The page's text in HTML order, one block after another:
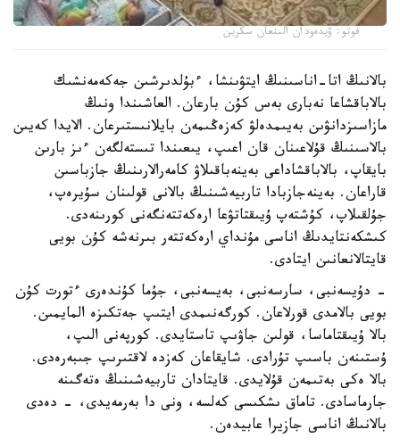
فوتو: ۆيدەودان الىنعان سكرين
بالانىڭ اتا-اناسىنىڭ ايتۋىنشا، ءبۇلدىرشىن جەكەمەنشىك
بالاباقشاعا نەبارى بەس كۇن بارعان. العاشىندا ونىڭ
مازاسىزدانۋىن بەيىمدەلۋ كەزەڭىمەن بايلانىستىرعان. الايدا كەيىن
بالاسىنىڭ قۇلاعىنان قان اعىپ، يىعىندا تىستەلگەن ءىز بارىن
بايقاپ، بالاباقشاداعى بەينەباقىلاۋ كامەرالارىنىڭ جازباسىن
قاراعان. بەينەجازبادا تاربيەشىنىڭ بالانى قولىنان سۇيرەپ،
جۇلقىلاپ، كۇشتەپ ۇيىقتاتۋعا ارەكەتتەنگەنى كورىنەدى.
كىشكەنتايدىڭ اناسى مۇنداي ارەكەتتەر بىرنەشە كۇن بويى
قايتالانعانىن ايتادى.
- دۇيسەنبى، سارسەنبى، بەيسەنبى، جۇما كۇندەرى ءتورت كۇن
بويى بالامدى قورلاعان. كورگەنىمدى ايتىپ جەتكىزە المايمىن.
بالا ۇيىقتاماسا، قولىن جاۋىپ تاستايدى. كورپەنى الىپ،
ۇستىنەن باسىپ تۇرادى. شايقاعان كەزدە لاقتىرىپ جىبەرەدى.
بالا ەكى بەتىمەن قۇلايدى. قايتادان تاربيەشىنىڭ ەتەگىنە
جارماسادى. تاماق ىشكىسى كەلسە، ونى دا بەرمەيدى، - دەدى
بالانىڭ اناسى جازيرا عابيدەن.